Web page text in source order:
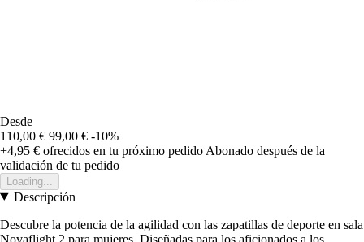
Desde
110,00 € 99,00 € -10%
+4,95 € ofrecidos en tu próximo pedido Abonado después de la
validación de tu pedido
Loading...
Descripción
Descubre la potencia de la agilidad con las zapatillas de deporte en sala
Novaflight 2 para mujeres. Diseñadas para los aficionados a los